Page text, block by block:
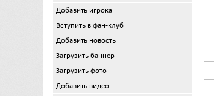
Добавить игрока
Вступить в фан-клуб
Добавить новость
Загрузить баннер
Загрузить фото
Добавить видео